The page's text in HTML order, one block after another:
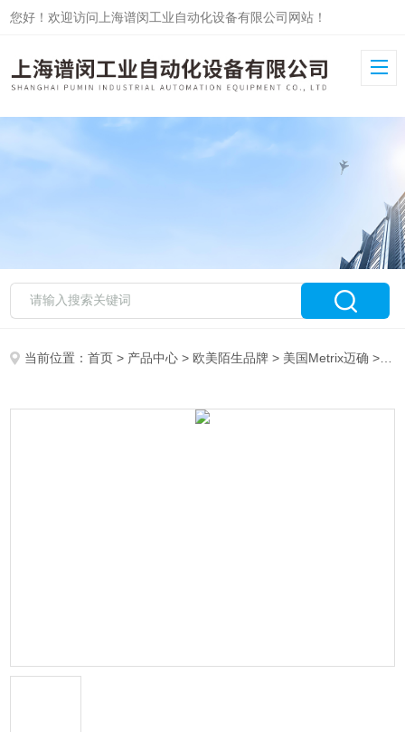
您好！欢迎访问上海谱闵工业自动化设备有限公司网站！
当前位置：首页 > 产品中心 > 欧美陌生品牌 > 美国Metrix迈确 > Metrix迈确振动变送器MX2034-14全系列全新